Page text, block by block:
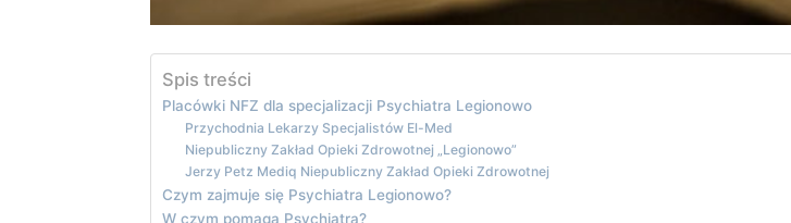
Spis treści
Placówki NFZ dla specjalizacji Psychiatra Legionowo
Przychodnia Lekarzy Specjalistów El-Med
Niepubliczny Zakład Opieki Zdrowotnej „Legionowo”
Jerzy Petz Mediq Niepubliczny Zakład Opieki Zdrowotnej
Czym zajmuje się Psychiatra Legionowo?
W czym pomaga Psychiatra?